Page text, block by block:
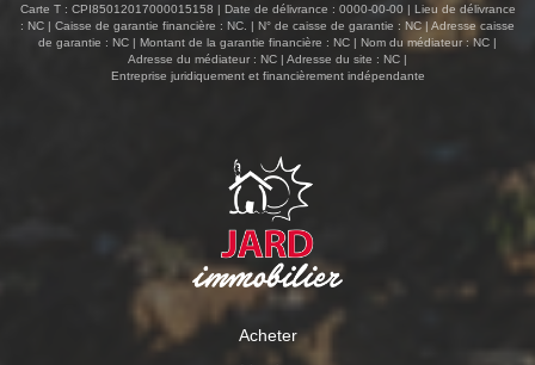
Carte T : CPI85012017000015158 | Date de délivrance : 0000-00-00 | Lieu de délivrance
: NC | Caisse de garantie financière : NC. | N° de caisse de garantie : NC | Adresse caisse
de garantie : NC | Montant de la garantie financière : NC | Nom du médiateur : NC |
Adresse du médiateur : NC | Adresse du site : NC |
Entreprise juridiquement et financièrement indépendante
Acheter